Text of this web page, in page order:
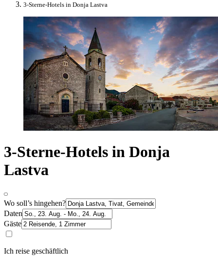
3-Sterne-Hotels in Donja Lastva
3-Sterne-Hotels in Donja
Lastva
Wo soll’s hingehen?
Daten
Gäste
Ich reise geschäftlich